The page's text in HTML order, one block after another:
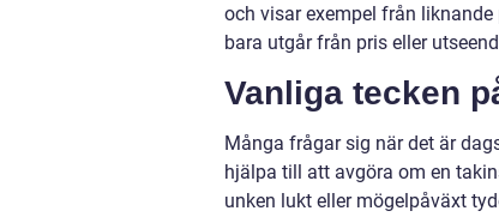
och visar exempel från
bara utgår från pris eller
Vanliga tecken
Många frågar sig när det är
hjälpa till att avgöra om en
unken lukt eller mögelpåväxt